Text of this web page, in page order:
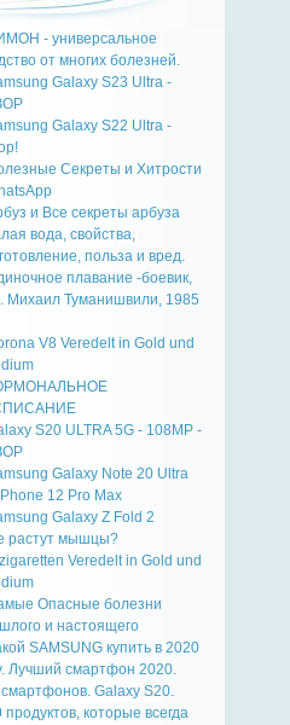
- универсальное
от многих болезней.
Galaxy S23 Ultra -
Galaxy S22 Ultra -
Секреты и Хитрости
и Все секреты арбуза
вода, свойства,
польза и вред.
плавание -боевик,
Михаил Туманишвили, 1985
V8 Veredelt in Gold und
S20 ULTRA 5G - 108MP -
Galaxy Note 20 Ultra
12 Pro Max
Galaxy Z Fold 2
растут мышцы?
Veredelt in Gold und
Опасные болезни
и настоящего
SAMSUNG купить в 2020
Лучший смартфон 2020.
Galaxy S20.
продуктов, которые всегда